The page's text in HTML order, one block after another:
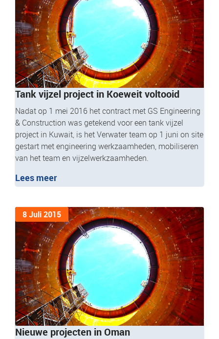
Tank vijzel project in Koeweit voltooid
Nadat op 1 mei 2016 het contract met GS Engineering
& Construction was getekend voor een tank vijzel
project in Kuwait, is het Verwater team op 1 juni on site
gestart met engineering werkzaamheden, mobiliseren
van het team en vijzelwerkzaamheden.
Lees meer
8 Juli 2015
Nieuwe projecten in Oman